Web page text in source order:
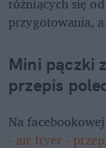
przygotowania,
Mini pączki
przepis
Na
- air fryer -